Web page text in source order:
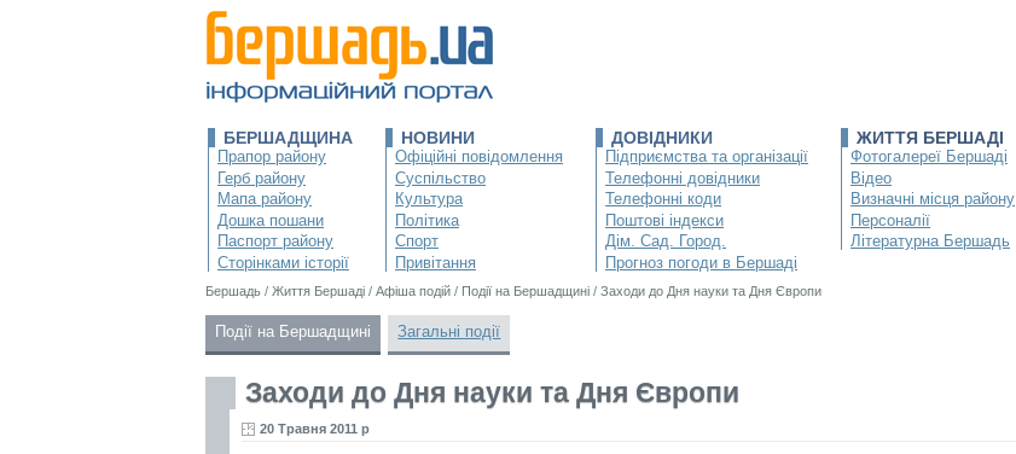
БЕРШАДЩИНА
Прапор району
Герб району
Мапа району
Дошка пошани
Паспорт району
Сторінками історії
НОВИНИ
Офіційні повідомлення
Суспільство
Культура
Політика
Спорт
Привітання
ДОВІДНИКИ
Підприємства та організації
Телефонні довідники
Телефонні коди
Поштові індекси
Дім. Сад. Город.
Прогноз погоди в Бершаді
ЖИТТЯ БЕРШАДІ
Фотогалереї Бершаді
Відео
Визначні місця району
Персоналії
Літературна Бершадь
Бершадь / Життя Бершаді / Афіша подій / Події на Бершадщині / Заходи до Дня науки та Дня Європи
Події на Бершадщині Загальні події
Заходи до Дня науки та Дня Європи
20 Травня 2011 р